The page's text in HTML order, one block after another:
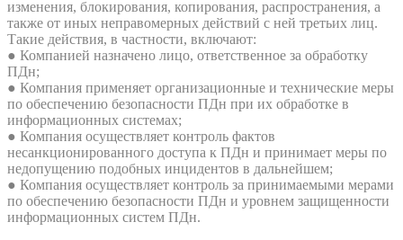
изменения, блокирования, копирования, распространения, а
также от иных неправомерных действий с ней третьих лиц.
Такие действия, в частности, включают:
● Компанией назначено лицо, ответственное за обработку
ПДн;
● Компания применяет организационные и технические меры
по обеспечению безопасности ПДн при их обработке в
информационных системах;
● Компания осуществляет контроль фактов
несанкционированного доступа к ПДн и принимает меры по
недопущению подобных инцидентов в дальнейшем;
● Компания осуществляет контроль за принимаемыми мерами
по обеспечению безопасности ПДн и уровнем защищенности
информационных систем ПДн.